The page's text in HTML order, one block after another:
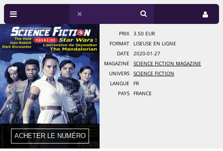
PRIX
3.50 EUR
FORMAT
LISEUSE EN LIGNE
DATE
2020-01-27
MAGAZINE
SCIENCE FICTION MAGAZINE
UNIVERS
SCIENCE FICTION
LANGUE
FR
PAYS
FRANCE